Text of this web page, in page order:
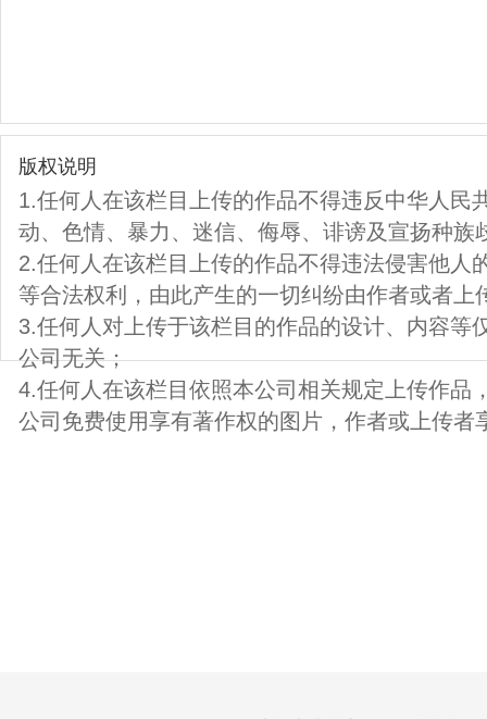
版权说明
1.任何人在该栏目上传的作品不得违反中华人民
动、色情、暴力、迷信、侮辱、诽谤及宣扬种族
2.任何人在该栏目上传的作品不得违法侵害他人
等合法权利，由此产生的一切纠纷由作者或者上
3.任何人对上传于该栏目的作品的设计、内容等
公司无关；
4.任何人在该栏目依照本公司相关规定上传作品
公司免费使用享有著作权的图片，作者或上传者